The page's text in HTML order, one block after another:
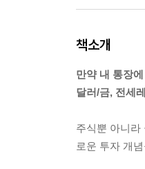
책소개
만약 내 통장
달러/금, 전세
주식뿐 아니라
로운 투자 개